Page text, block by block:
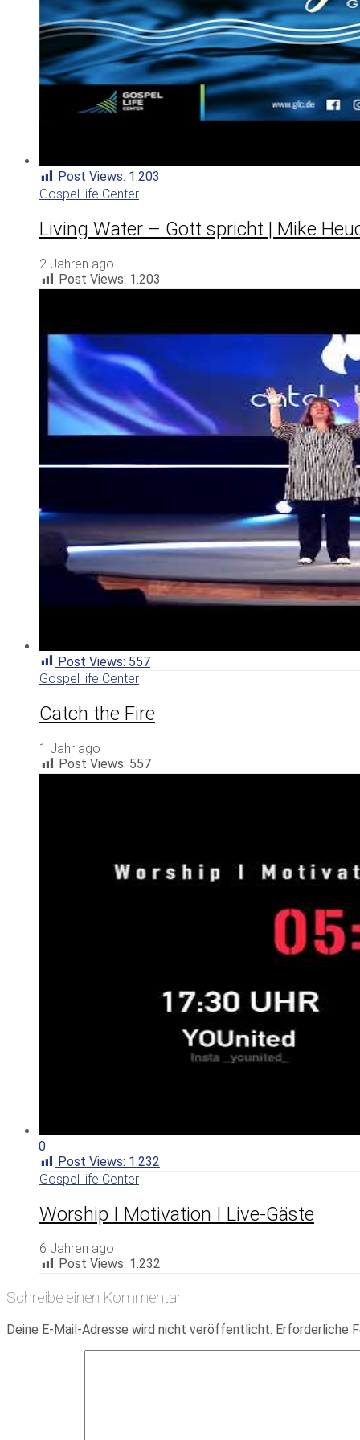
Post Views: 1.203
Gospel life Center
Living Water – Gott spricht | Mike
2 Jahren ago
Post Views: 1.203
Post Views: 557
Gospel life Center
Catch the Fire
1 Jahr ago
Post Views: 557
0
Post Views: 1.232
Gospel life Center
Worship I Motivation I Live-Gäste
6 Jahren ago
Post Views: 1.232
Schreibe einen Kommentar
Deine E-Mail-Adresse wird nicht veröffentlicht. Erforderliche